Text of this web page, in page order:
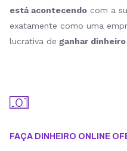
está acontecendo com a
exatamente como uma
lucrativa de ganhar dinheiro
FAÇA DINHEIRO ONLINE